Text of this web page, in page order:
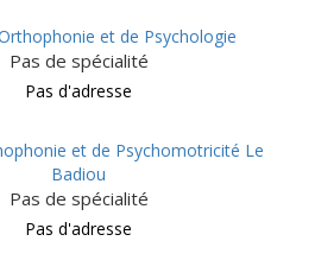
et de Psychologie
Pas de spécialité
Pas d'adresse
et de Psychomotricité Le
Badiou
Pas de spécialité
Pas d'adresse